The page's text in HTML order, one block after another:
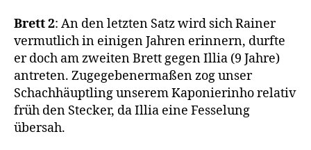
Brett 2: An den letzten Satz wird sich Rainer
vermutlich in einigen Jahren erinnern, durfte
er doch am zweiten Brett gegen Illia (9 Jahre)
antreten. Zugegebenermaßen zog unser
Schachhäuptling unserem Kaponierinho relativ
früh den Stecker, da Illia eine Fesselung
übersah.